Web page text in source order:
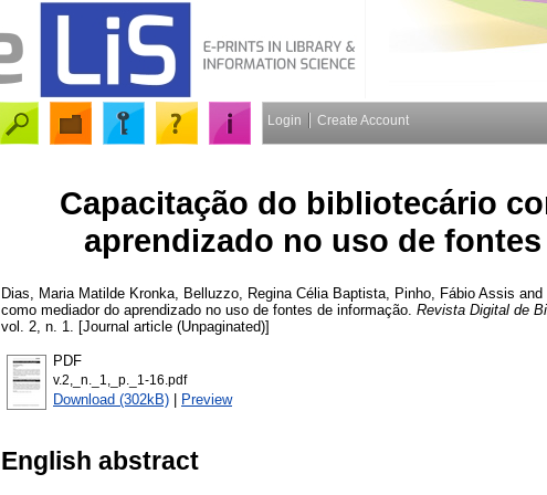
Login Create Account
Capacitação do bibliotecário
aprendizado no uso de
Dias, Maria Matilde Kronka Belluzzo, Regina Célia Baptista Pinho, Fábio Assis and
como mediador do aprendizado no uso de fontes de informação. Revista Digital de
vol. 2, n. 1. [Journal article (Unpaginated)]
PDF
v.2,_n._1,_p._1-16.pdf
Download (302kB) | Preview
English abstract